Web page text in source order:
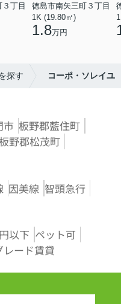
丁目
徳島市南矢三町３丁目
1K (19.80㎡)
1.8万円
探す コーポ・ソレイユ
市 板野郡藍住町
野郡松茂町
因美線 智頭急行
以下 ペット可
ード賃貸